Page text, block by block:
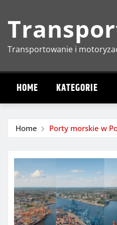
content
Transportowanie i
HOME KATEGORIE
Home Porty morskie w